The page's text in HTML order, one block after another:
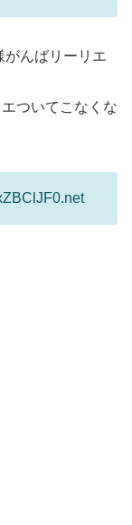
がんばリーリエ
ついてこなくな